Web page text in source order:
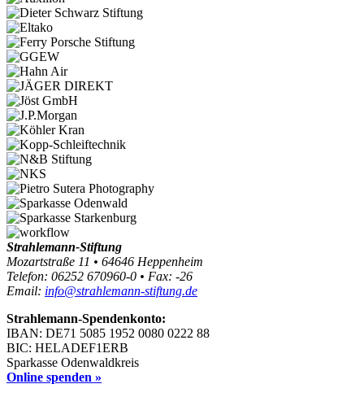
Strahlemann-Stiftung
Mozartstraße 11 • 64646 Heppenheim
Telefon: 06252 670960-0 • Fax: -26
Email: info@strahlemann-stiftung.de
Strahlemann-Spendenkonto:
IBAN: DE71 5085 1952 0080 0222 88
BIC: HELADEF1ERB
Sparkasse Odenwaldkreis
Online spenden »